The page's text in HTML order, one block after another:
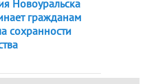
Новоуральска
гражданам
сохранности